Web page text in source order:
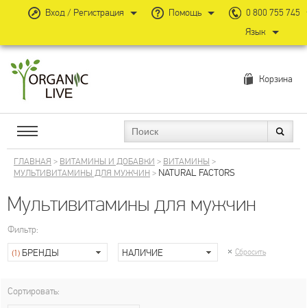
Корзина
ГЛАВНАЯ > ВИТАМИНЫ И ДОБАВКИ > ВИТАМИНЫ >
МУЛЬТИВИТАМИНЫ ДЛЯ МУЖЧИН > NATURAL FACTORS
Мультивитамины для мужчин
Фильтр:
(1) БРЕНДЫ НАЛИЧИЕ Сбросить
Сортировать:
Вход / Регистрация Помощь
0 800 755 745
Язык